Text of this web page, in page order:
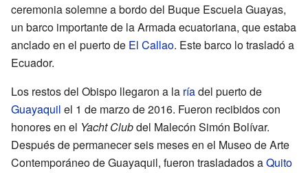
ceremonia solemne a bordo del Buque Escuela Guayas,
un barco importante de la Armada ecuatoriana, que estaba
anclado en el puerto de El Callao. Este barco lo trasladó a
Ecuador.
Los restos del Obispo llegaron a la ríadel puerto de
Guayaquil el 1 de marzo de 2016. Fueron recibidos con
honores en el Yacht Clubdel Malecón Simón Bolívar.
Después de permanecer seis meses en el Museo de Arte
Contemporáneo de Guayaquil, fueron trasladados aQuito